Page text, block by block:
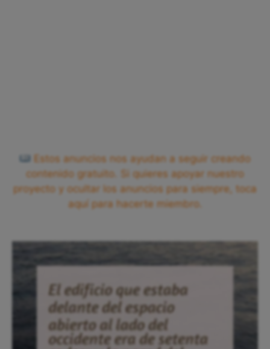
Estos anuncios nos ayudan a seguir creando
contenido gratuito. Si quieres apoyar nuestro
proyecto y ocultar los anuncios para siempre, toca
aquí para hacerte miembro.